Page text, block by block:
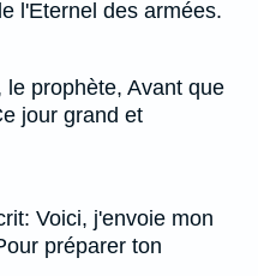
l'Eternel des armées.
prophète, Avant que
jour grand et
Voici, j'envoie mon
préparer ton